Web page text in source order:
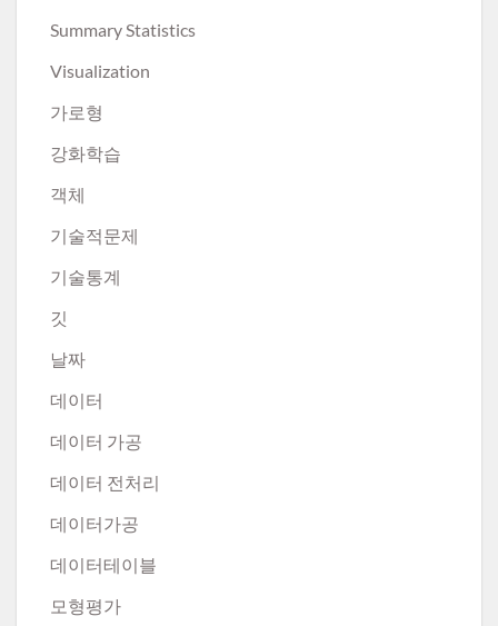
Summary Statistics
Visualization
가로형
강화학습
객체
기술적문제
기술통계
깃
날짜
데이터
데이터 가공
데이터 전처리
데이터가공
데이터테이블
모형평가